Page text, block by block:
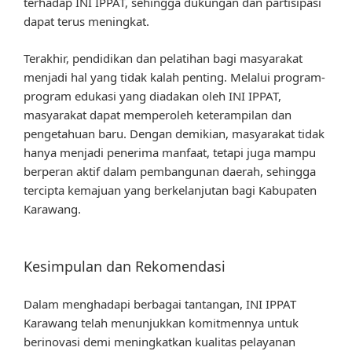
dapat terus meningkat.
Terakhir, pendidikan dan pelatihan bagi masyarakat
menjadi hal yang tidak kalah penting. Melalui program-
program edukasi yang diadakan oleh INI IPPAT,
masyarakat dapat memperoleh keterampilan dan
pengetahuan baru. Dengan demikian, masyarakat tidak
hanya menjadi penerima manfaat, tetapi juga mampu
berperan aktif dalam pembangunan daerah, sehingga
tercipta kemajuan yang berkelanjutan bagi Kabupaten
Karawang.
Kesimpulan dan Rekomendasi
Dalam menghadapi berbagai tantangan, INI IPPAT
Karawang telah menunjukkan komitmennya untuk
berinovasi demi meningkatkan kualitas pelayanan